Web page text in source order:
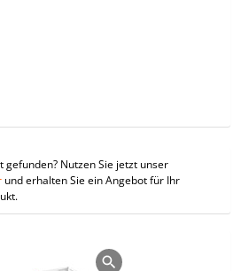
Nutzen Sie jetzt unser
und erhalten Sie ein Angebot für Ihr